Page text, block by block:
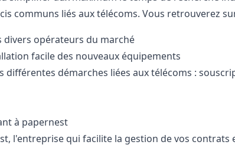
communs liés aux télécoms. Vous retrouverez
divers opérateurs du marché
facile des nouveaux équipements
différentes démarches liées aux télécoms :
à papernest
l'entreprise qui facilite la gestion de vos contrats